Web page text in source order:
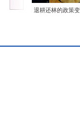
退耕还林的政策